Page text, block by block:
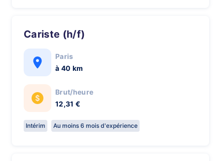
Cariste (h/f)
Paris
à 40 km
Brut/heure
12,31 €
Intérim Au moins 6 mois d'expérience